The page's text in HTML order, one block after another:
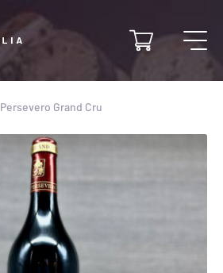
Persevero Grand Cru